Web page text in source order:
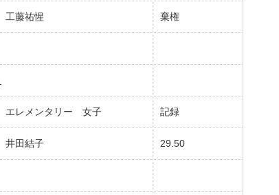
工藤祐惺 棄権
エレメンタリー 女子 記録
井田結子 29.50